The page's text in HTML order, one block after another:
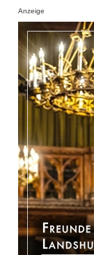
Anzeige